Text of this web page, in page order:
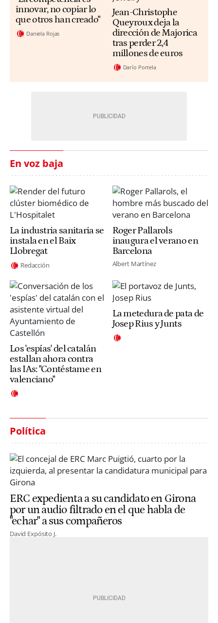
innovar, no copiar lo
que otros han creado"
Daniela Rojas
Jean-Christophe
Queyroux deja la
dirección de Majorica
tras perder 2,4
millones de euros
Darío Portela
En voz baja
La industria sanitaria se
instala en el Baix
Llobregat
Redacción
Roger Pallarols
inaugura el verano en
Barcelona
Albert Martínez
Los 'espías' del catalán
estallan ahora contra
las IAs: "Contéstame en
valenciano"
La metedura de pata de
Josep Rius y Junts
Política
ERC expedienta a su candidato en Girona
por un audio filtrado en el que habla de
"echar" a sus compañeros
David Expósito J.